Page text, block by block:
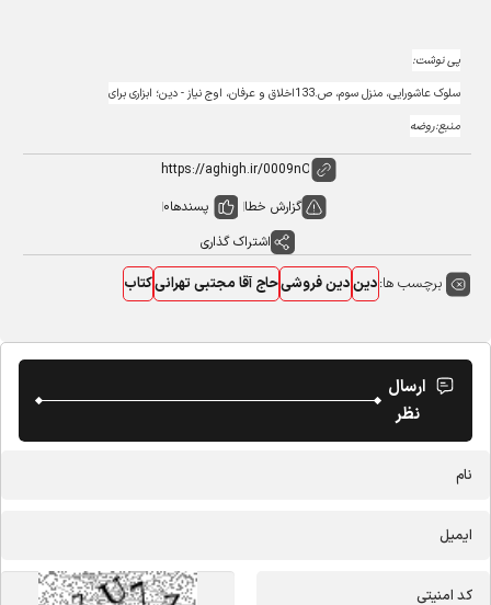
پی نوشت:
سلوک عاشورایی، منزل سوم، ص.133 اخلاق و عرفان، اوج نیاز - دین؛ ابزاری برای
منبع:روضه
گزارش خطا پسندها0
اشتراک گذاری
برچسب ها:دیندین فروشیحاج آقا مجتبی تهرانیکتاب
ارسال
نظر